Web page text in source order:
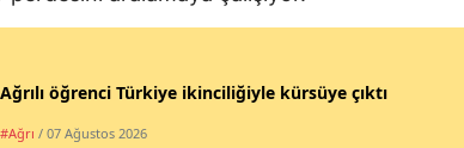
Ağrılı öğrenci Türkiye ikinciliğiyle kürsüye çıktı
#Ağrı / 07 Ağustos 2026